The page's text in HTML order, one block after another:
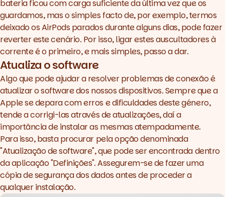
bateria ficou com carga suficiente da última vez que os
guardamos, mas o simples facto de, por exemplo, termos
deixado os AirPods parados durante alguns dias, pode fazer
reverter este cenário. Por isso, ligar estes auscultadores à
corrente é o primeiro, e mais simples, passo a dar.
Atualiza o software
Algo que pode ajudar a resolver problemas de conexão é
atualizar o software dos nossos dispositivos. Sempre que a
Apple se depara com erros e dificuldades deste género,
tende a corrigi-las através de atualizações, daí a
importância de instalar as mesmas atempadamente.
Para isso, basta procurar pela opção denominada
"Atualização de software", que pode ser encontrada dentro
da aplicação "Definições". Assegurem-se de fazer uma
cópia de segurança dos dados antes de proceder a
qualquer instalação.